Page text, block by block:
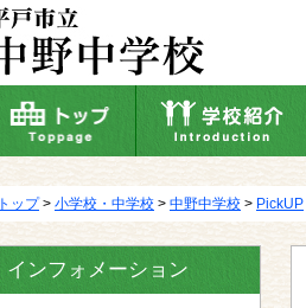
トップ> 小学校・中学校 > 中野中学校 > PickUP
インフォメーション